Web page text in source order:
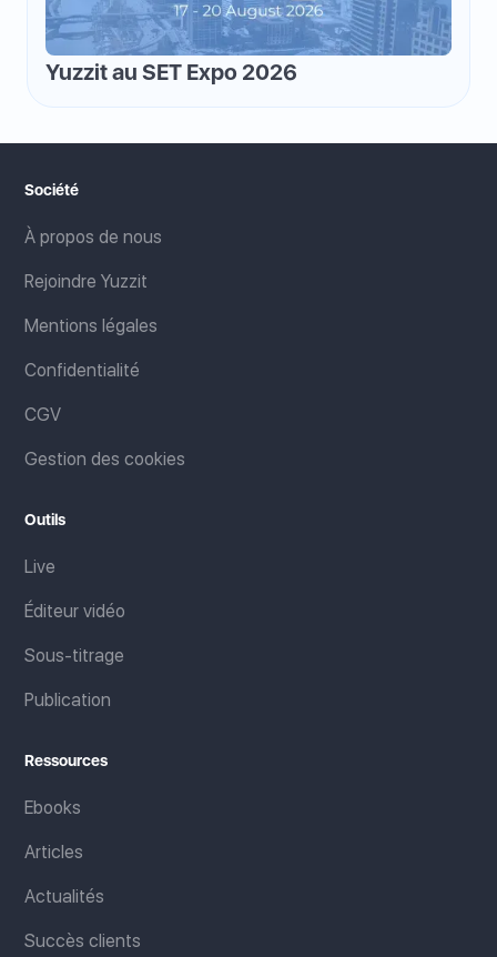
Yuzzit au SET Expo 2026
Société
À propos de nous
Rejoindre Yuzzit
Mentions légales
Confidentialité
CGV
Gestion des cookies
Outils
Live
Éditeur vidéo
Sous-titrage
Publication
Ressources
Ebooks
Articles
Actualités
Succès clients